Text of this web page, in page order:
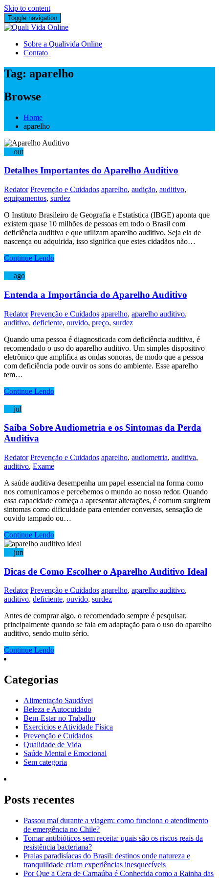
Skip to content
Toggle navigation
Sobre a Qualivida Online
Contato
Tag: aparelho
Browse
Home
aparelho
out
Detalhes Importantes do Aparelho Auditivo
Redator Prevenção e Cuidados aparelho, audição, auditivo,
equipamentos, surdez
O Instituto Brasileiro de Geografia e Estatística (IBGE) aponta que
existem quase 10 milhões de pessoas em todo o Brasil com
deficiência auditiva e que utilizam aparelho auditivo. Seja ela de
nascença ou adquirida, isso significa que estes cidadãos não…
Continue Lendo
ago
Entenda a Importância do Aparelho Auditivo
Redator Prevenção e Cuidados aparelho, aparelho auditivo,
auditivo, deficiente, ouvido, preço, surdez
Quando uma pessoa é diagnosticada com deficiência auditiva, é
recomendado o uso do aparelho auditivo. Um simples dispositivo
eletrônico que amplifica as ondas sonoras, de modo que a pessoa
com deficiência pode ouvir os sons do ambiente. Esse aparelho
tem…
Continue Lendo
jul
Saiba Sobre Audiometria e os Sintomas da Perda
Auditiva
Redator Prevenção e Cuidados aparelho, audiometria, auditiva,
auditivo, Exame
A saúde auditiva desempenha um papel essencial na forma como
nos comunicamos e percebemos o mundo ao nosso redor. Quando
essa capacidade começa a apresentar alterações, é comum surgirem
sintomas como dificuldade para entender conversas, sensação de
ouvido tampado ou…
Continue Lendo
jun
Dicas de Como Escolher o Aparelho Auditivo Ideal
Redator Prevenção e Cuidados aparelho, aparelho auditivo,
auditivo, deficiente, ouvido, surdez
Antes de comprar algo, o recomendado sempre é pesquisar,
principalmente quando se fala em adaptação para o uso do aparelho
auditivo, sendo muito sério.
Continue Lendo
Categorias
Alimentação Saudável
Beleza e Autocuidado
Bem-Estar no Trabalho
Exercícios e Atividade Física
Prevenção e Cuidados
Qualidade de Vida
Saúde Mental e Emocional
Sem categoria
Posts recentes
Passou mal durante a viagem: como funciona o atendimento
de emergência no Chile?
Tomar antibióticos sem receita: quais são os riscos reais da
resistência bacteriana?
Praias paradisíacas do Brasil: destinos onde natureza e
tranquilidade criam experiências inesquecíveis
Por Que a Cera de Carnaúba é Conhecida como a Rainha das